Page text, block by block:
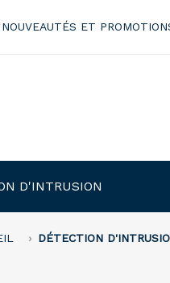
NOUVEAUTÉS ET
D'INTRUSION
DÉTECTION